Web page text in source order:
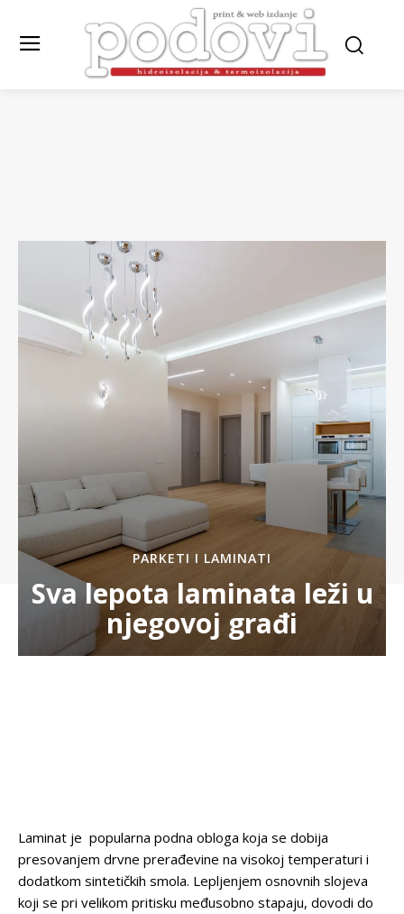
PARKETI I LAMINATI
Sva lepota laminata leži u
njegovoj građi
Laminat je popularna podna obloga koja se dobija
presovanjem drvne prerađevine na visokoj temperaturi i
dodatkom sintetičkih smola. Lepljenjem osnovnih slojeva
koji se pri velikom pritisku međusobno stapaju, dovodi do